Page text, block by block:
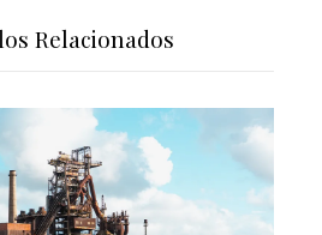
Relacionados